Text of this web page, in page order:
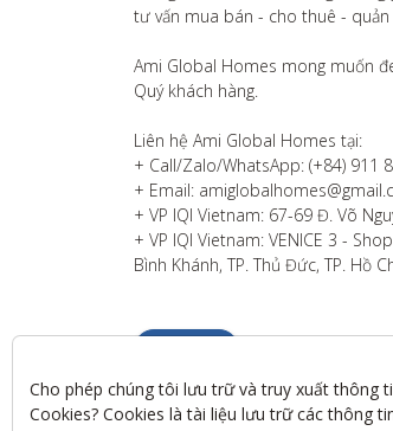
tư vấn mua bán - cho thuê - quản
Ami Global Homes mong muốn
Quý khách hàng.
Liên hệ Ami Global Homes tại:
+ Call/Zalo/WhatsApp: (+84) 911
+ Email:
+ VP IQI Vietnam: 67-69 Đ. Võ
+ VP IQI Vietnam: VENICE 3 -
Bình Khánh, TP. Thủ Đức, TP. Hồ
Cho phép chúng tôi lưu trữ và truy xuất thông
Cookies? Cookies là tài liệu lưu trữ các thông